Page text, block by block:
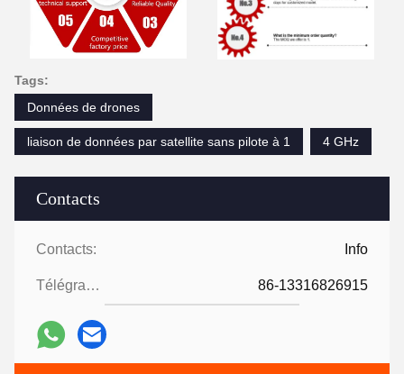
Contacts
Contacts: Info
Télégramme: 86-13316826915
Tags:
Données de drones
liaison de données par satellite sans pilote à 1 4 GHz